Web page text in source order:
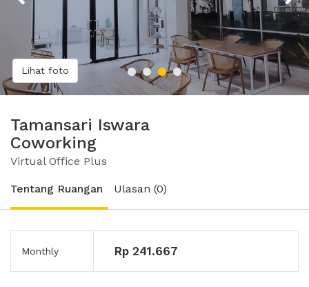
Lihat foto
Tamansari Iswara
Coworking
Virtual Office Plus
Tentang Ruangan Ulasan (0)
Monthly Rp 241.667